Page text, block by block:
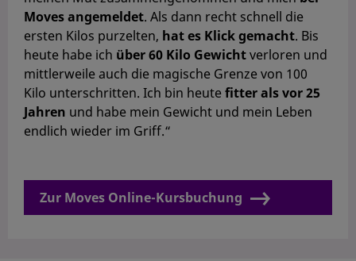
Moves angemeldet. Als dann recht schnell die
ersten Kilos purzelten, hat es Klick gemacht. Bis
heute habe ich über 60 Kilo Gewichtverloren und
mittlerweile auch die magische Grenze von 100
Kilo unterschritten. Ich bin heutefitter als vor 25
Jahren und habe mein Gewicht und mein Leben
endlich wieder im Griff.“
Zur Moves Online-Kursbuchung